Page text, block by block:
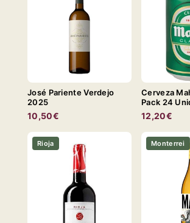
José Pariente Verdejo
2025
10,50€
Cerveza
Pack 24
LATA
12,20€
Rioja Monterrei